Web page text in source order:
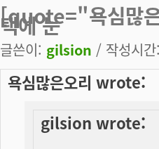
[quote="욕심많
택에 눈
글쓴이: gilsion / 작성시
욕심많은오리 wrote:
gilsion wrote: